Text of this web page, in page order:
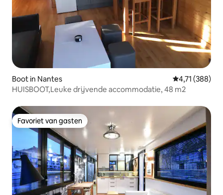
Boot in Nantes Gemiddelde
4,71 (388)
HUISBOOT,Leuke drijvende accommodatie, 48 m2
Favoriet van gasten
Favoriet van gasten